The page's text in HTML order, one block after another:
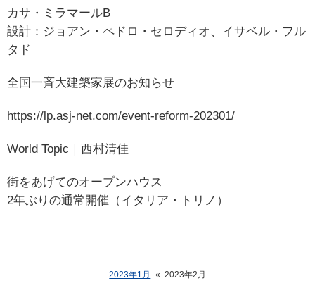
カサ・ミラマールB
設計：ジョアン・ペドロ・セロディオ、イサベル・フル
タド
全国一斉大建築家展のお知らせ
https://lp.asj-net.com/event-reform-202301/
World Topic｜西村清佳
街をあげてのオープンハウス
2年ぶりの通常開催（イタリア・トリノ）
2023年1月 « 2023年2月